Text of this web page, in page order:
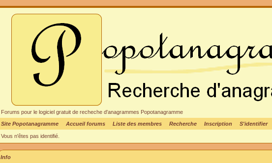
Forums pour le logiciel gratuit de recheche d'anagrammes Popotanagramme
Site Popotanagramme
Accueil forums Liste des membres Recherche Inscription S'identifier
Vous n'êtes pas identifié.
Info